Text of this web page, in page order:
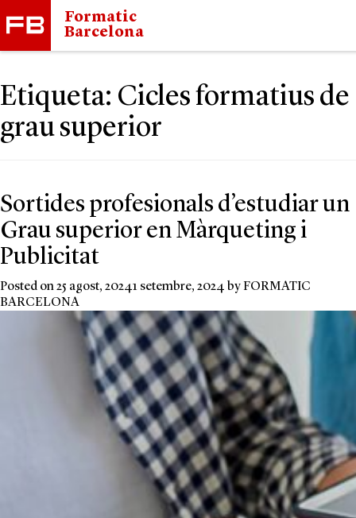
Formatic
Barcelona
Etiqueta: Cicles formatius de
grau superior
Sortides profesionals d’estudiar un
Grau superior en Màrqueting i
Publicitat
Posted on25 agost, 20241 setembre, 2024 byFORMATIC
BARCELONA